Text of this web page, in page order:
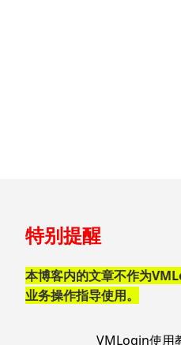
至
脚
特别提醒
本博客内的文章不作为
业务操作指导使用。
VMLogin使用